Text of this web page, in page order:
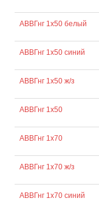
АВВГнг 1х50 белый
АВВГнг 1х50 синий
АВВГнг 1х50 ж/з
АВВГнг 1х50
АВВГнг 1х70
АВВГнг 1х70 ж/з
АВВГнг 1х70 синий